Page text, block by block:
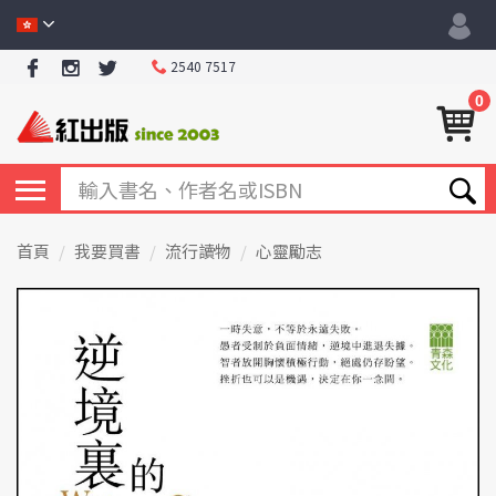
2540 7517
0
首頁 我要買書 流行讀物 心靈勵志